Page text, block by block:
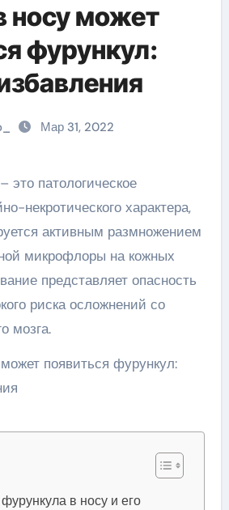
носу может
фурункул:
Мар 31, 2022
некротического характера,
активным размножением
микрофлоры на кожных
представляет опасность
риска осложнений со
мозга.
в носу и его